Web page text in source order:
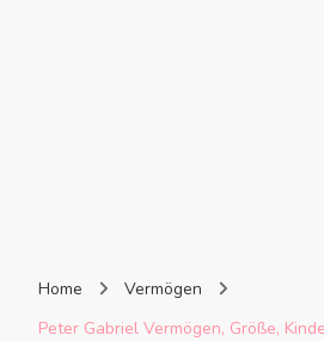
Home
Vermögen
Peter Gabriel Vermögen, Größe,